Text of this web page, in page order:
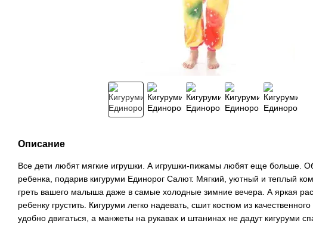
Описание
Все дети любят мягкие игрушки. А игрушки-пижамы любят еще больше.
ребенка, подарив кигуруми Единорог Салют. Мягкий, уютный и теплый
греть вашего малыша даже в самые холодные зимние вечера. А яркая
ребенку грустить. Кигуруми легко надевать, сшит костюм из
удобно двигаться, а манжеты на рукавах и штанинах не дадут кигуруми